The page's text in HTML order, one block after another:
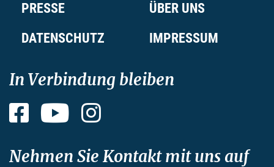
PRESSE
ÜBER UNS
DATENSCHUTZ
IMPRESSUM
In Verbindung bleiben
Facebook YouTube
Nehmen Sie Kontakt mit uns auf